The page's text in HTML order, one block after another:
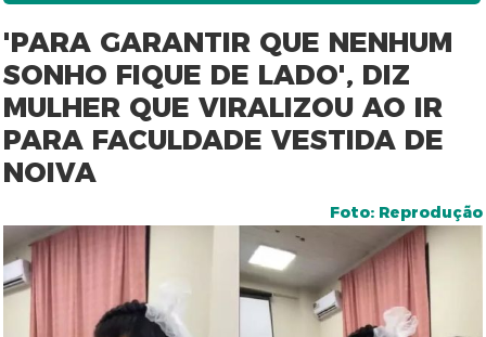
'PARA GARANTIR QUE NENHUM
SONHO FIQUE DE LADO', DIZ
MULHER QUE VIRALIZOU AO IR
PARA FACULDADE VESTIDA DE
NOIVA
Foto: Reprodução